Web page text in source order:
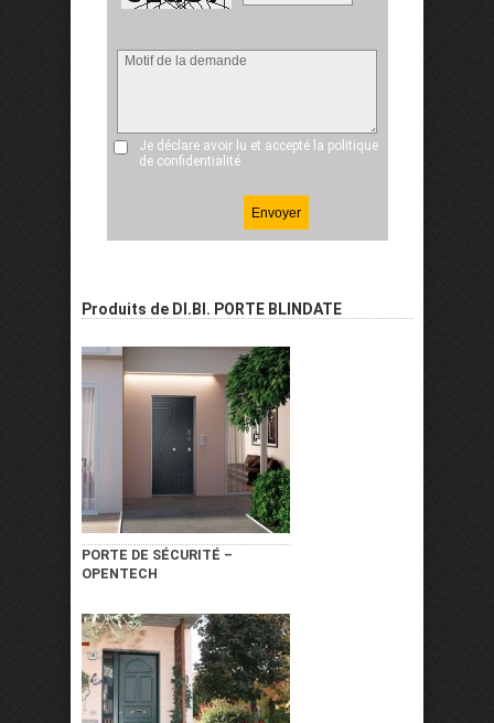
Je déclare avoir lu et accepté la politique
de confidentialité
Produits de DI.BI. PORTE BLINDATE
PORTE DE SÉCURITÉ –
OPENTECH